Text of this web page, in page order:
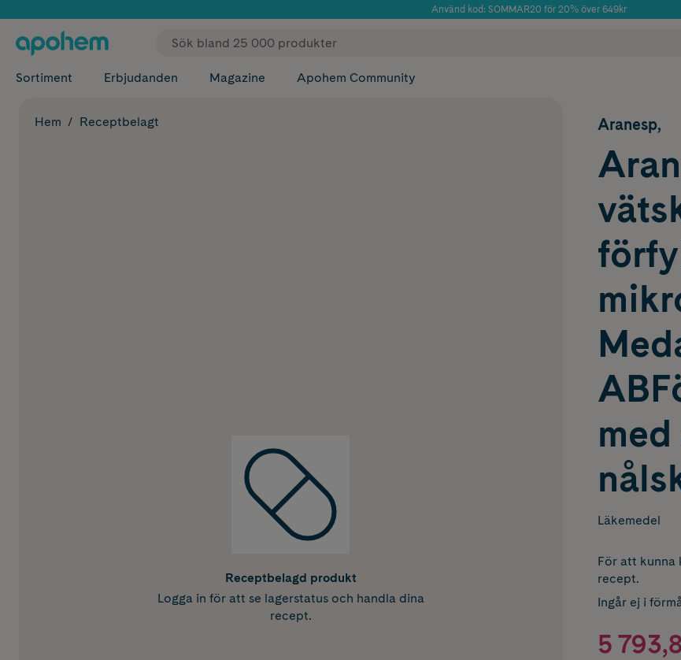
Använd kod: SOMMAR20 för 20% över 649kr
✓ Fri frakt
Sortiment Erbjudanden Magazine Apohem Community
Hem Receptbelagt
Receptbelagd produkt
Logga in för att se lagerstatus och handla dina
recept.
Aranesp,
Läkemedel
För att kunna
recept.
Ingår ej i
5